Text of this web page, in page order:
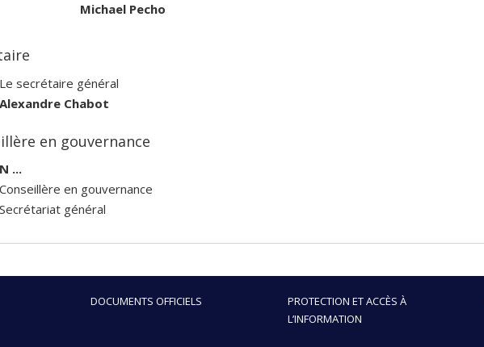
Michael Pecho
Le secrétaire général
Alexandre Chabot
en gouvernance
N ...
Conseillère en gouvernance
Secrétariat général
DOCUMENTS OFFICIELS
PROTECTION ET ACCÈS À
L’INFORMATION